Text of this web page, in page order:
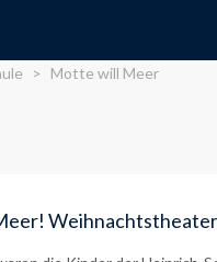
> Motte will Meer
Weihnachtstheater